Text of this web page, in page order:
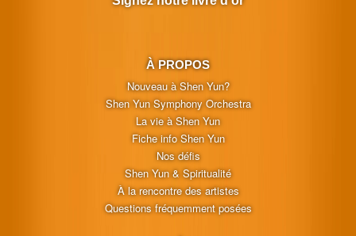
À PROPOS
Nouveau à Shen Yun?
Shen Yun Symphony Orchestra
La vie à Shen Yun
Fiche info Shen Yun
Nos défis
Shen Yun & Spiritualité
À la rencontre des artistes
Questions fréquemment posées